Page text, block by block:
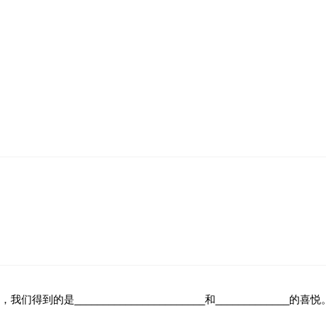
们得到的是_______________________和_____________的喜